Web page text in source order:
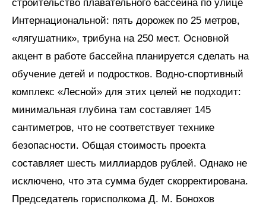
строительство плавательного бассейна по улице
Интернациональной: пять дорожек по 25 метров,
«лягушатник», трибуна на 250 мест. Основной
акцент в работе бассейна планируется сделать на
обучение детей и подростков. Водно-спортивный
комплекс «Лесной» для этих целей не подходит:
минимальная глубина там составляет 145
сантиметров, что не соответствует технике
безопасности. Общая стоимость проекта
составляет шесть миллиардов рублей. Однако не
исключено, что эта сумма будет скорректирована.
Председатель горисполкома Д. М. Бонохов